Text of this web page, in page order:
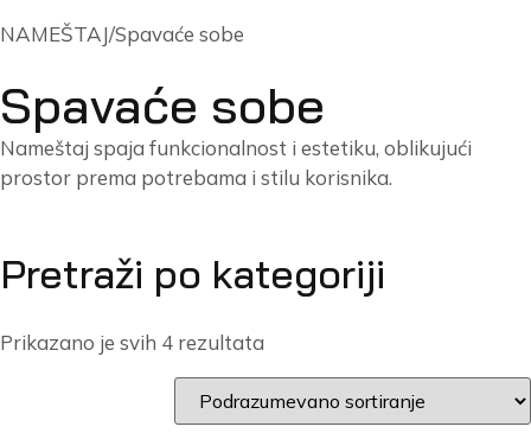
NAMEŠTAJ/Spavaće sobe
Spavaće sobe
Nameštaj spaja funkcionalnost i estetiku, oblikujući
prostor prema potrebama i stilu korisnika.
Pretraži po kategoriji
Prikazano je svih 4 rezultata